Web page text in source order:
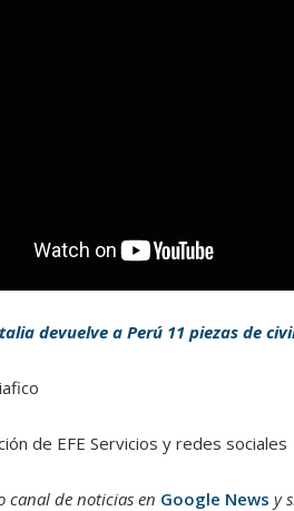
devuelve a Perú 11 piezas de
de EFE Servicios y redes sociales
canal de noticias en Google News y